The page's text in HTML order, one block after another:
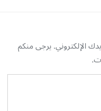
الإلكتروني. يرجى منكم